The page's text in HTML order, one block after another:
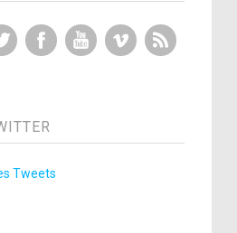
Twitter FacebookYouTubeVimeo
Tweets